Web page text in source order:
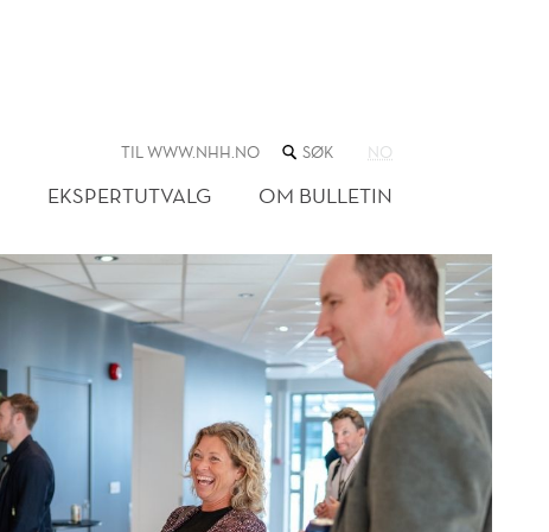
TIL WWW.NHH.NO SØK
NETTSTEDET
NO
EKSPERTUTVALG OM BULLETIN